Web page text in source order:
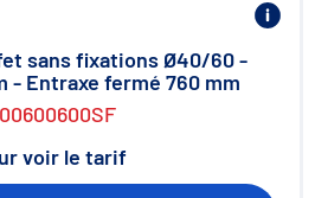
sans fixations Ø40/60 -
- Entraxe fermé 760 mm
voir le tarif